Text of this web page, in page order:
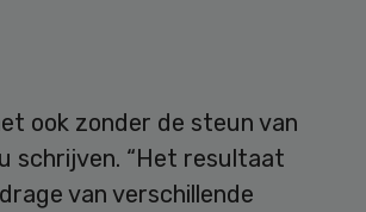
ook zonder de steun van
schrijven. “Het resultaat
van verschillende